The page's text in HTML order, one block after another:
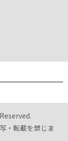
・転載を禁じま